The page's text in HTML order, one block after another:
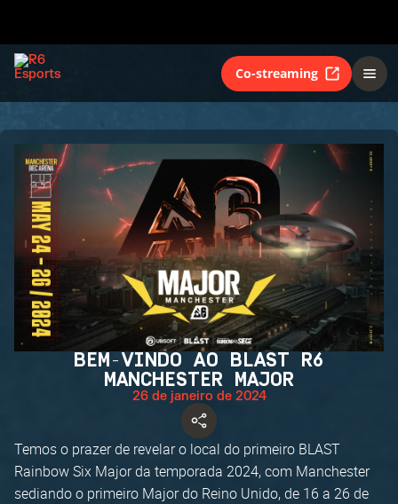
Co-streaming
BEM-VINDO AO BLAST R6
MANCHESTER MAJOR
26 de janeiro de 2024
Temos o prazer de revelar o local do primeiro BLAST
Rainbow Six Major da temporada 2024, com Manchester
sediando o primeiro Major do Reino Unido, de 16 a 26 de